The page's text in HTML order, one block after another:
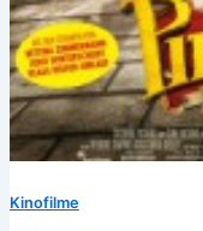
Kinofilme